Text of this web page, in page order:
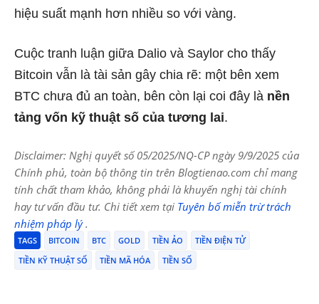
hiệu suất mạnh hơn nhiều so với vàng.
Cuộc tranh luận giữa Dalio và Saylor cho thấy
Bitcoin vẫn là tài sản gây chia rẽ: một bên xem
BTC chưa đủ an toàn, bên còn lại coi đây là nền
tảng vốn kỹ thuật số của tương lai.
Disclaimer: Nghị quyết số 05/2025/NQ-CP ngày 9/9/2025 của
Chính phủ, toàn bộ thông tin trên Blogtienao.com chỉ mang
tính chất tham khảo, không phải là khuyến nghị tài chính
hay tư vấn đầu tư. Chi tiết xem tại Tuyên bố miễn trừ trách
nhiệm pháp lý.
TAGS BITCOIN BTC GOLD TIỀN ẢO
TIỀN ĐIỆN TỬ
TIỀN KỸ THUẬT SỐ
TIỀN MÃ HÓA TIỀN SỐ